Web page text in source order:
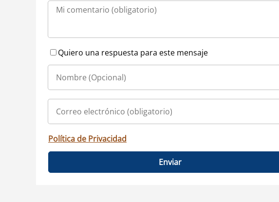
Quiero una respuesta para este mensaje
Política de Privacidad
Enviar